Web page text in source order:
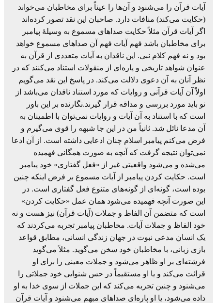
آیات قرآن را می‌شنود و آن‌ها را عیناً برای مخاطبان می‌خواند
(حکایت می‌کند) منافات دارد. صاحبان این نقد تصور کرده‌اند
اگر آیات قرآن مثلاً حکایت صداهای مسموع به وسیلۀ پیامبر
برای مخاطبان باشد فهم آیات فهم آن صداهای مسموع خواهد
بود و نه فهم کلام نبی. این ناقدان به آیات متعددی از قرآن به
عنوان شواهد تاریخی و پاره‌ای از منقولات استناد می‌کنند که در
نظر آنان به آن دعوی دلالت می‌کند. در پاسخ این نقد می‌گویم
اولاً آن آیات قرآنی و روایات که مورد استناد ناقدان می‌باشد از
نو باید مورد بررسی و مداقه قرار گیرند.نگارنده بر این باور
است که با استناد به آن آیات و روایات نمی‌توان با اطمینان به
آن مدعا نائل شد. ثانیاً من در این جا شبهه را قوی می‌گیرم و
فرض می‌کنم پیامبر اسلام چنان ادعایی داشته است. از آن ادعا
نمی‌توان نتیجه گرفت که آنچه به صورت همگانی فهمیده
می‌شده و می‌شود واقعیتی غیر از «فعل گفتاری» خود پیامبر
است. حکایت کردن پیامبر از آیات مسموع بر فرض اینکه چنین
بوده است، گونه‌ای از گونه‌های متنوع فعل گفتاری است. در
این صورت آنچه فهمیده می‌شود همان عمل «حکایت کردن»
است که متضمن آن الفاظ و جملات (آیات قرآن) نیز هست و نه
خود الفاظ و جملات آیات. مخاطبان پیامبر تجربه می‌کردند که
یک انسان مدعی نبوت در جهان زندگی انسانی، مطابق قواعد
بازی زبانی، با مخاطبان خود سخن می‌گوید. مثلاً می‌گوید
فرشته‌ای بر او ظاهر می‌شود و جملات معینی را برای او
قرائت می‌کند و یا او مستقیماً در حس شنوایی خود جملاتی را
می‌شنود و چنین تجربه می‌کند که این جملات از سوی خدا به او
داده می‌شود، یا او پاره‌ای صداهای مبهم می‌شنود و آیات قرآن